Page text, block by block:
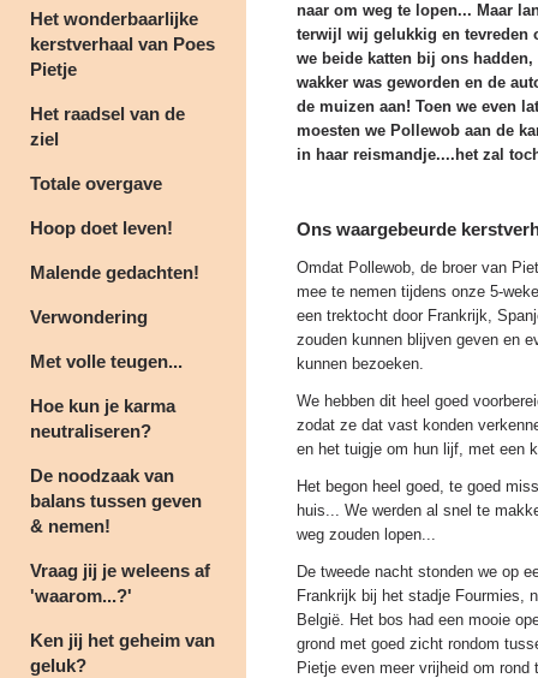
Het wonderbaarlijke
kerstverhaal van Poes
Pietje
Het raadsel van de
ziel
Totale overgave
Hoop doet leven!
Malende gedachten!
Verwondering
Met volle teugen...
Hoe kun je karma
neutraliseren?
De noodzaak van
balans tussen geven
& nemen!
Vraag jij je weleens af
'waarom...?'
Ken jij het geheim van
geluk?
naar om weg te lopen... Maar
terwijl wij gelukkig en tevreden
we beide katten bij ons
wakker was geworden en de
de muizen aan! Toen we even
moesten we Pollewob aan de
in haar reismandje....het zal
Ons waargebeurde
Omdat Pollewob, de broer van
mee te nemen tijdens onze 5-
een trektocht door Frankrijk,
zouden kunnen blijven geven en
kunnen bezoeken.
We hebben dit heel goed
zodat ze dat vast konden
en het tuigje om hun lijf, met een
Het begon heel goed, te goed
huis... We werden al snel te
weg zouden lopen...
De tweede nacht stonden we op
Frankrijk bij het stadje Fourmies,
België. Het bos had een mooie
grond met goed zicht rondom
Pietje even meer vrijheid om